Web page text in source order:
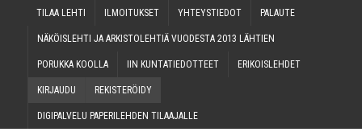
TILAA LEH­TI ILMOI­TUK­SET YHTEYS­TIE­DOT PALAU­TE
NÄKÖIS­LEH­TI JA ARKIS­TO­LEH­TIÄ VUO­DES­TA 2013 LÄHTIEN
PORUK­KA KOOLLA IIN KUN­TA­TIE­DOT­TEET ERI­KOIS­LEH­DET
KIR­JAU­DU REKIS­TE­RÖI­DY
DIGI­PAL­VE­LU PAPE­RI­LEH­DEN TILAAJALLE